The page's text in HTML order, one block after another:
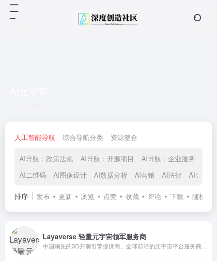
人工智能导航 综合导航分类 资源整合
AI导航：政策法规 AI导航：开源项目 AI导航：企业服务
AI二维码
AI图像设计 AI数据分析 AI营销 AI法律 AI金融
排序 发布 更新 浏览 点赞 收藏 评论 下载 随机
Layaverse 轻量元宇宙领军服务商